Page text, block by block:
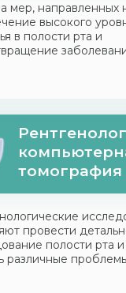
провести
полости рта и
различные
мер, направленных
высокого
в полости рта и
томография